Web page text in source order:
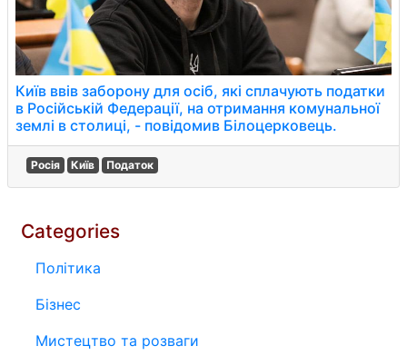
Київ ввів заборону для осіб, які сплачують податки
в Російській Федерації, на отримання комунальної
землі в столиці, - повідомив Білоцерковець.
Росія Київ Податок
Categories
Політика
Бізнес
Мистецтво та розваги